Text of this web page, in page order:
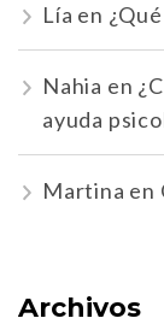
Lía en
Nahia en
ayuda
Martina en
Archivos